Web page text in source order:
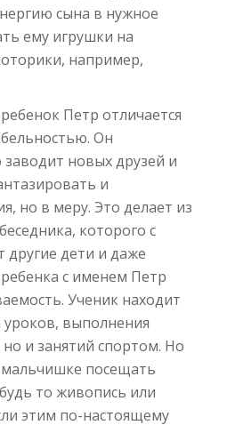
сына в нужное
ему игрушки на
например,
Петр отличается
Он
новых друзей и
и
но в меру. Это делает из
которого с
дети и даже
с именем Петр
Ученик находит
выполнения
и занятий спортом. Но
мальчишке посещать
то живопись или
этим по-настоящему